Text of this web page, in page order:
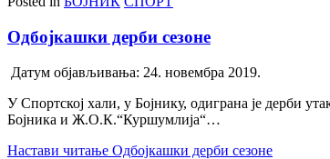
Одбојкашки дерби сезоне
Датум објављивања: 24. новембра 2019.
У Спортској хали, у Бојнику, одиграна је дерби
Бојника и Ж.О.К.“Куршумлија“…
Настави читање Одбојкашки дерби сезоне